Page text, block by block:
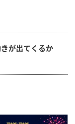
が出てくるか